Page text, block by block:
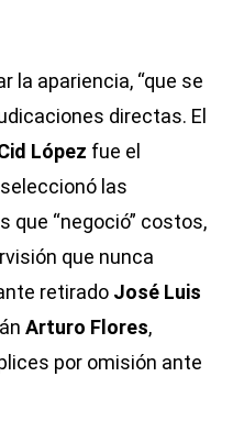
la apariencia, “que se
directas. El
López fue el
las
que “negoció” costos,
que nunca
retirado José Luis
Arturo Flores,
por omisión ante